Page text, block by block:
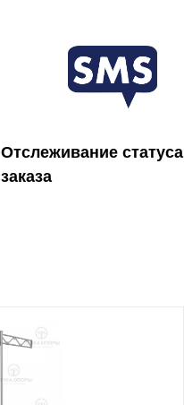
Отслеживание статуса
заказа